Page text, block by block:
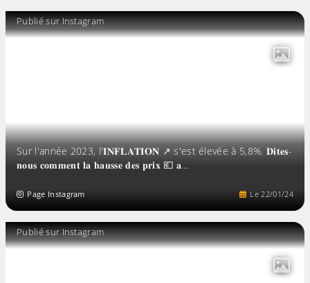
Publié sur Instagram
Sur l'année 2023, l'𝐈𝐍𝐅𝐋𝐀𝐓𝐈𝐎𝐍 ↗️ s'est élevée à 5,8%. 𝐃𝐢𝐭𝐞𝐬-
𝐧𝐨𝐮𝐬 𝐜𝐨𝐦𝐦𝐞𝐧𝐭 𝐥𝐚 𝐡𝐚𝐮𝐬𝐬𝐞 𝐝𝐞𝐬 𝐩𝐫𝐢𝐱 💶 𝐚…
Le22/01/24
Page Instagram
Publié sur Instagram